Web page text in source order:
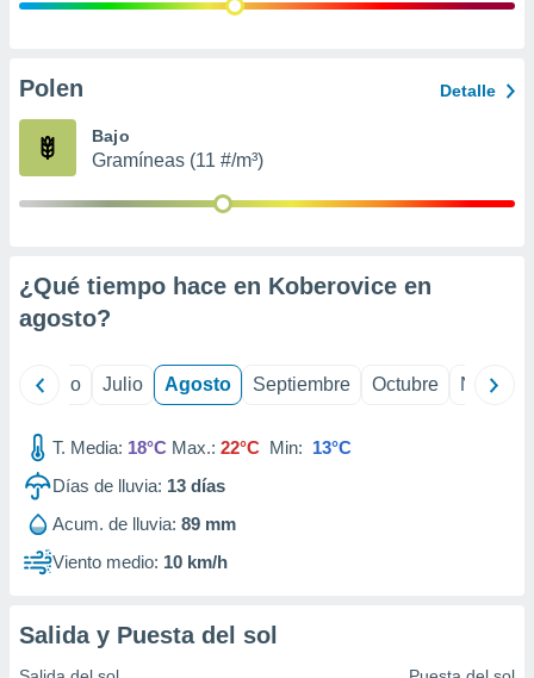
e
publicidad
Polen Detalle
Bajo
Gramíneas (11 #/m³)
¿Qué tiempo hace en Koberovice en
agosto?
Junio Julio Agosto Septiembre Octubre
T. Media: 18°C Max.: 22°C Min: 13°C
Días de lluvia: 13 días
Acum. de lluvia: 89 mm
Viento medio: 10 km/h
Salida y Puesta del sol